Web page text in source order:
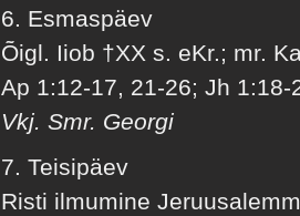
6. Esmaspäev
Õigl. Iiob †XX s. eKr.; mr.
Ap 1:12-17, 21-26; Jh 1:18-
Vkj. Smr. Georgi
7. Teisipäev
Risti ilmumine